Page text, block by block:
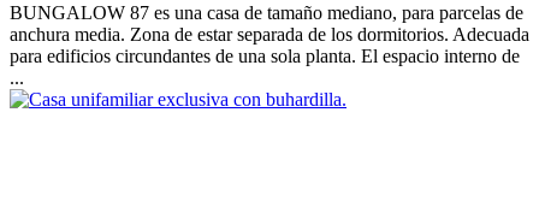
BUNGALOW 87 es una casa de tamaño mediano, para parcelas de
anchura media. Zona de estar separada de los dormitorios. Adecuada
para edificios circundantes de una sola planta. El espacio interno de
...